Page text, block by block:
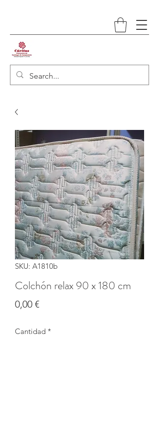
SKU: A1810b
Colchón relax 90 x 180 cm
0,00 €Precio
Cantidad *